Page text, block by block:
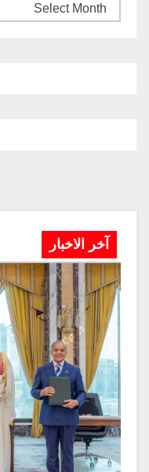
آخر الاخبار